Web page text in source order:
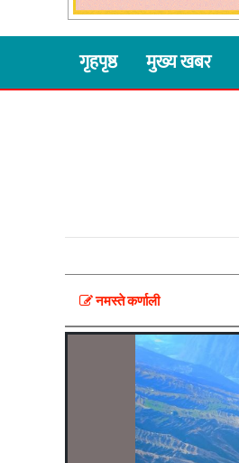
गृहपृष्ठ मुख्य खबर
नमस्ते कर्णाली